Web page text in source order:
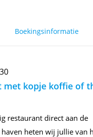
Boekingsinformatie
met kopje koffie of
restaurant direct aan de
heten wij jullie van